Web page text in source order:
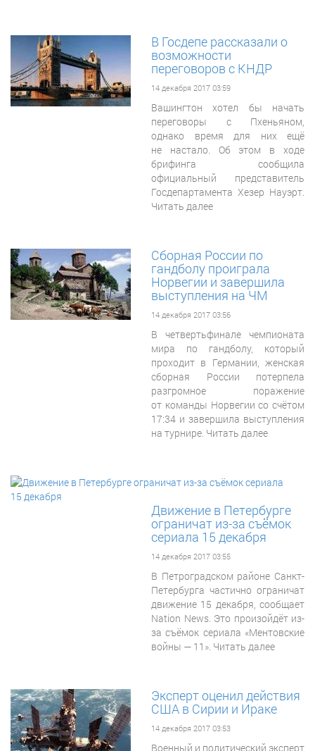
В Госдепе рассказали о
возможности
переговоров с КНДР
14 декабря 2017 03:59
Вашингтон хотел бы начать
переговоры с Пхеньяном,
однако время для них ещё
не настало. Об этом в ходе
брифинга сообщила
официальный представитель
Госдепартамента Хезер Науэрт.
Читать далее
Сборная России по
гандболу проиграла
Норвегии и завершила
выступления на ЧМ
14 декабря 2017 03:56
В четвертьфинале чемпионата
мира по гандболу, который
проходит в Германии, женская
сборная России потерпела
разгромное поражение
от команды Норвегии со счётом
17:34 и завершила выступления
на турнире. Читать далее
Движение в Петербурге
ограничат из-за съёмок
сериала 15 декабря
14 декабря 2017 03:55
В Петроградском районе Санкт-
Петербурга частично ограничат
движение 15 декабря, сообщает
Nation News. Это произойдёт из-
за съёмок сериала «Ментовские
войны — 11». Читать далее
Эксперт оценил действия
США в Сирии и Ираке
14 декабря 2017 03:53
Военный и политический эксперт